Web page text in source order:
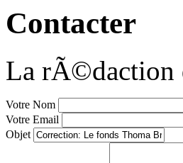
Contacter
La rÃ©daction
Votre Nom
Votre Email
Objet